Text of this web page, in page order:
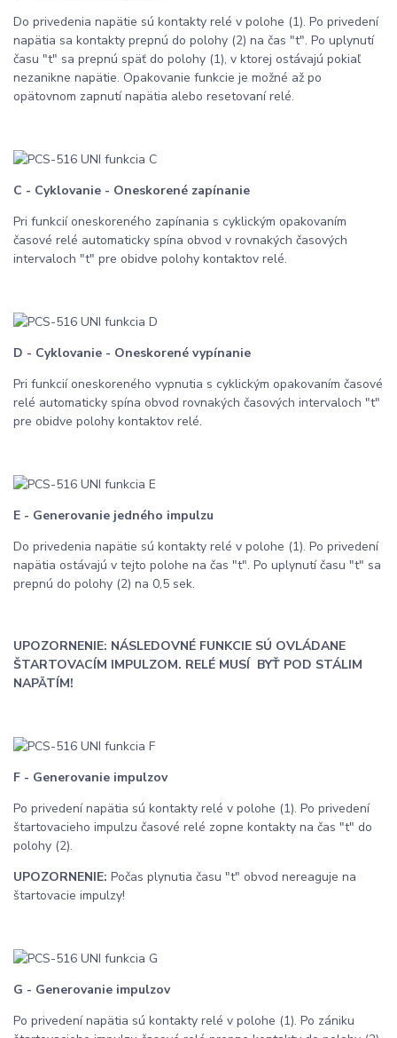
Do privedenia napätie sú kontakty relé v polohe (1). Po privedení
napätia sa kontakty prepnú do polohy (2) na čas "t". Po uplynutí
času "t" sa prepnú späť do polohy (1), v ktorej ostávajú pokiaľ
nezanikne napätie. Opakovanie funkcie je možné až po
opätovnom zapnutí napätia alebo resetovaní relé.
C - Cyklovanie - Oneskorené zapínanie
Pri funkcií oneskoreného zapínania s cyklickým opakovaním
časové relé automaticky spína obvod v rovnakých časových
intervaloch "t" pre obidve polohy kontaktov relé.
D - Cyklovanie - Oneskorené vypínanie
Pri funkcií oneskoreného vypnutia s cyklickým opakovaním časové
relé automaticky spína obvod rovnakých časových intervaloch "t"
pre obidve polohy kontaktov relé.
E - Generovanie jedného impulzu
Do privedenia napätie sú kontakty relé v polohe (1). Po privedení
napätia ostávajú v tejto polohe na čas "t". Po uplynutí času "t" sa
prepnú do polohy (2) na 0,5 sek.
UPOZORNENIE: NÁSLEDOVNÉ FUNKCIE SÚ OVLÁDANE
ŠTARTOVACÍM IMPULZOM. RELÉ MUSÍ BYŤ POD STÁLIM
NAPÄTÍM!
F - Generovanie impulzov
Po privedení napätia sú kontakty relé v polohe (1). Po privedení
štartovacieho impulzu časové relé zopne kontakty na čas "t" do
polohy (2).
UPOZORNENIE: Počas plynutia času "t" obvod nereaguje na
štartovacie impulzy!
G - Generovanie impulzov
Po privedení napätia sú kontakty relé v polohe (1). Po zániku